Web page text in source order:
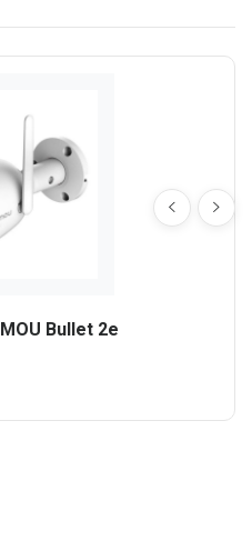
Bullet 2e